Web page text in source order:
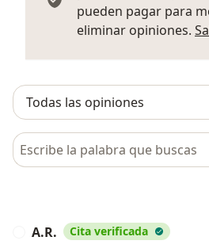
pueden pagar para
eliminar opiniones.
Busca en opiniones
A.R. Cita verificada